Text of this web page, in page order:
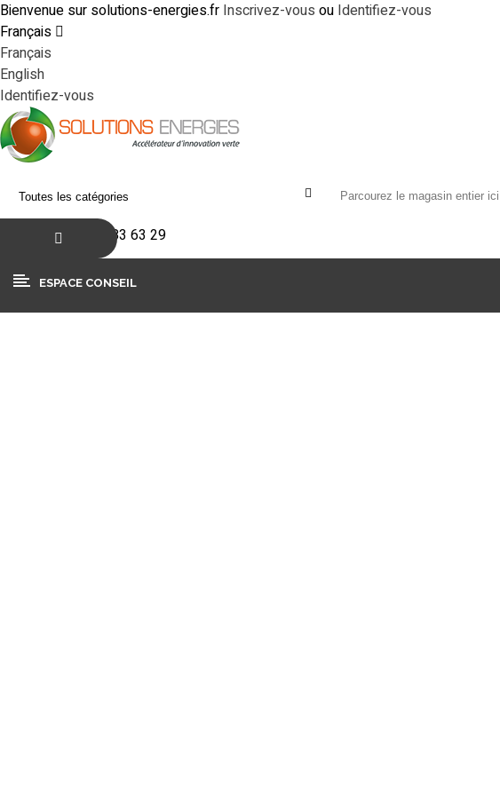
Bienvenue sur solutions-energies.fr Inscrivez-vous ou Identifiez-vous
Français
Français
English
Identifiez-vous
+33(0)4 90 83 63 29
ESPACE CONSEIL